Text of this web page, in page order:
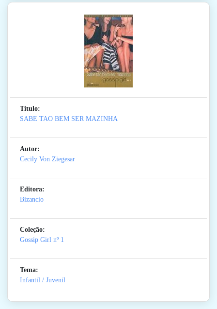
Titulo:
SABE TAO BEM SER MAZINHA
Autor:
Cecily Von Ziegesar
Editora:
Bizancio
Coleção:
Gossip Girl nº 1
Tema:
Infantil / Juvenil